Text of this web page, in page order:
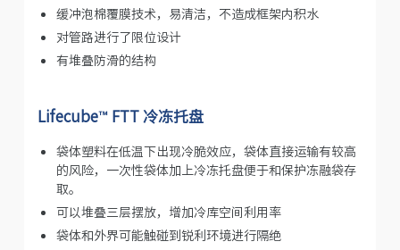
缓冲泡棉覆膜技术，易清洁，不造成框架内积水
对管路进行了限位设计
有堆叠防滑的结构
Lifecube™ FTT 冷冻托盘
袋体塑料在低温下出现冷脆效应，袋体直接运输有较高
的风险，一次性袋体加上冷冻托盘便于和保护冻融袋存
取。
可以堆叠三层摆放，增加冷库空间利用率
袋体和外界可能触碰到锐利环境进行隔绝